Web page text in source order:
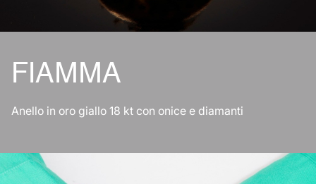
FIAMMA
Anello in oro giallo 18 kt con onice e diamanti